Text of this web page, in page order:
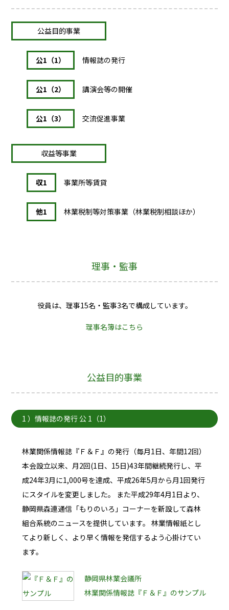
公益目的事業
公1（1） 情報誌の発行
公1（2） 講演会等の開催
公1（3） 交流促進事業
収益等事業
収1 事業所等賃貸
他1 林業税制等対策事業（林業税制相談ほか）
理事・監事
役員は、理事15名・監事3名で構成しています。
理事名簿はこちら
公益目的事業
1 ）情報誌の発行 公 1（1）
林業関係情報誌『Ｆ＆Ｆ』の発行（毎月1日、年間12回）
本会設立以来、月2回(1日、15日)43年間継続発行し、平
成24年3月に1,000号を達成、平成26年5月から月1回発行
にスタイルを変更しました。
また平成29年4月1日より、
静岡県森連通信「もりのいろ」コーナーを新設して森林
組合系統のニュースを提供しています。 林業情報紙とし
てより新しく、より早く情報を発信するよう心掛けてい
ます。
静岡県林業会議所
林業関係情報誌『Ｆ＆Ｆ』のサンプル